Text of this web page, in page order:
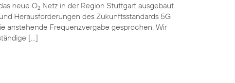
neue O2 Netz in der Region Stuttgart ausgebaut
Herausforderungen des Zukunftsstandards 5G
anstehende Frequenzvergabe gesprochen. Wir
[…]